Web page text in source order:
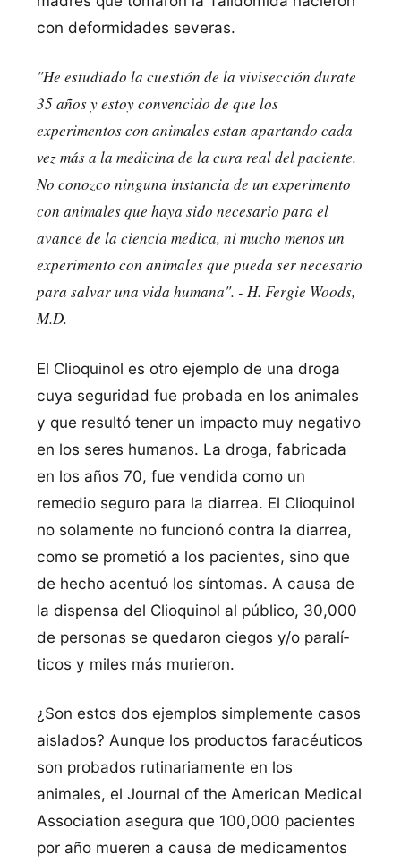
con deformidades severas.
"He estudiado la cuestión de la vivisección durate
35 años y estoy convencido de que los
experimentos con animales estan apartando cada
vez más a la medicina de la cura real del paciente.
No conozco ninguna instancia de un experimento
con animales que haya sido necesario para el
avance de la ciencia medica, ni mucho menos un
experimento con animales que pueda ser necesario
para salvar una vida humana". - H. Fergie Woods,
M.D.
El Clioquinol es otro ejemplo de una droga
cuya seguridad fue probada en los animales
y que resultó tener un impacto muy negativo
en los seres humanos. La droga, fabricada
en los años 70, fue vendida como un
remedio seguro para la diarrea. El Clioquinol
no solamente no funcionó contra la diarrea,
como se prometió a los pacientes, sino que
de hecho acentuó los sí­ntomas. A causa de
la dispensa del Clioquinol al público, 30,000
de personas se quedaron ciegos y/o paralí­
ticos y miles más murieron.
¿Son estos dos ejemplos simplemente casos
aislados? Aunque los productos faracéuticos
son probados rutinariamente en los
animales, el Journal of the American Medical
Association asegura que 100,000 pacientes
por año mueren a causa de medicamentos